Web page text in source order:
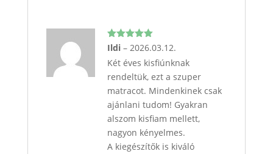
Értékelés:
Ildi – 2026.03.12.
Két éves kisfiúnknak
rendeltük, ezt a szuper
matracot. Mindenkinek csak
ajánlani tudom! Gyakran
alszom kisfiam mellett,
nagyon kényelmes.
A kiegészítők is kiváló